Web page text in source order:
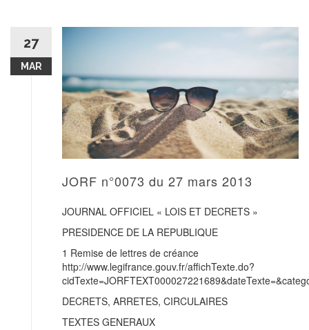
27
MAR
JORF n°0073 du 27 mars 2013
JOURNAL OFFICIEL « LOIS ET DECRETS »
PRESIDENCE DE LA REPUBLIQUE
1 Remise de lettres de créance
http://www.legifrance.gouv.fr/affichTexte.do?
DECRETS, ARRETES, CIRCULAIRES
TEXTES GENERAUX